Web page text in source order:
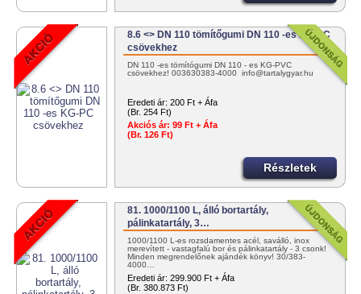
8.6 <> DN 110 tömítőgumi DN 110 -es KG-PC
csövekhez
DN 110 -es tömítógumi DN 110 - es KG-PVC
csövekhez! 003630383-4000 info@tartalygyar.hu
Eredeti ár: 200 Ft + Áfa
(Br. 254 Ft)
Akciós ár: 99 Ft + Áfa
(Br. 126 Ft)
Részletek
81. 1000/1100 L, álló bortartály,
pálinkatartály, 3…
1000/1100 L-es rozsdamentes acél, saválló, inox
merevített - vastagfalú bor és pálinkatartály - 3 csonk!
Minden megrendelőnek ajándék könyv! 30/383-
4000…
Eredeti ár: 299.900 Ft + Áfa
(Br. 380.873 Ft)